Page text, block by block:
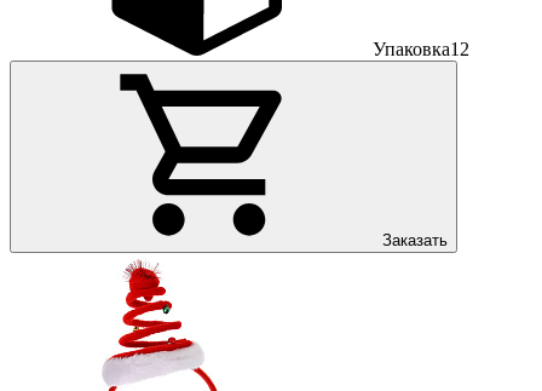
Упаковка12
Заказать